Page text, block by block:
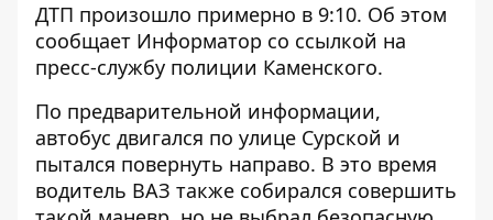
ДТП произошло примерно в 9:10. Об этом
сообщает Информатор со ссылкой на
пресс-службу полиции Каменского.
По предварительной информации,
автобус двигался по улице Сурской и
пытался повернуть направо. В это время
водитель ВАЗ также собирался совершить